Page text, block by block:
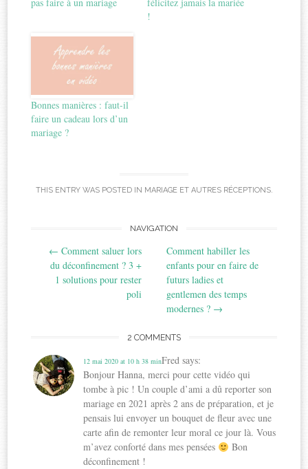
!
Bonnes manières : faut-il
faire un cadeau lors d’un
mariage ?
THIS ENTRY WAS POSTED IN MARIAGE ET AUTRES RÉCEPTIONS.
navigation
NAVIGATION
← Comment saluer lors
du déconfinement ? 3 +
1 solutions pour rester
poli
Comment habiller les
enfants pour en faire de
futurs ladies et
gentlemen des temps
modernes ? →
2 COMMENTS
Fred says:
12 mai 2020 at 10 h 38 min
Bonjour Hanna, merci pour cette vidéo qui
tombe à pic ! Un couple d’ami a dû reporter son
mariage en 2021 après 2 ans de préparation, et je
pensais lui envoyer un bouquet de fleur avec une
carte afin de remonter leur moral ce jour là. Vous
m’avez conforté dans mes pensées
Bon
déconfinement !